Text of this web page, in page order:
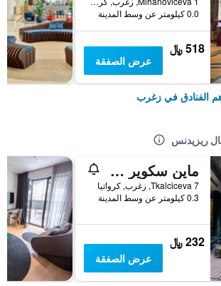
0.0 كيلومتر عن وسط المدينة
518 ﷼
عرض الصفقة
الفنادق في زغرب
ريزيدنس
ماين سكوير هوستل
Tkalciceva 7, زغرب, كرواتيا
0.3 كيلومتر عن وسط المدينة
232 ﷼
عرض الصفقة